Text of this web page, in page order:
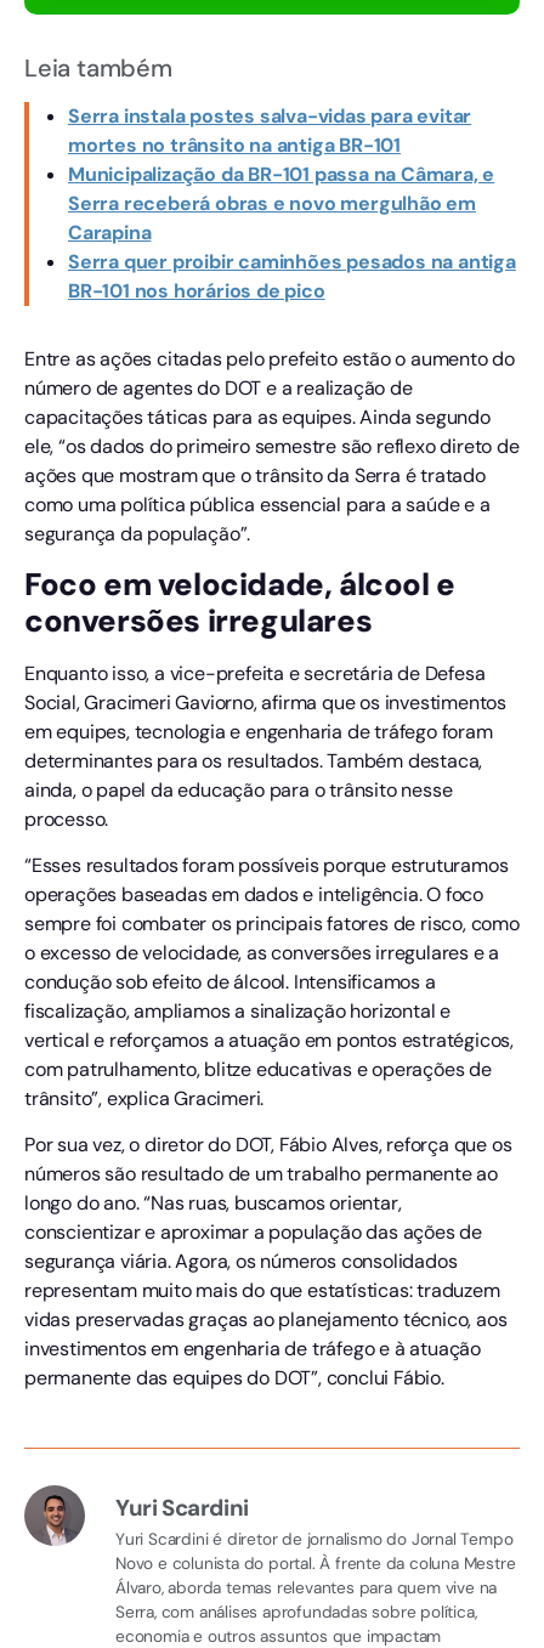
Leia também
Serra instala postes salva-vidas para evitar
mortes no trânsito na antiga BR-101
Municipalização da BR-101 passa na Câmara, e
Serra receberá obras e novo mergulhão em
Carapina
Serra quer proibir caminhões pesados na antiga
BR-101 nos horários de pico
Entre as ações citadas pelo prefeito estão o aumento do
número de agentes do DOT e a realização de
capacitações táticas para as equipes. Ainda segundo
ele, “os dados do primeiro semestre são reflexo direto de
ações que mostram que o trânsito da Serra é tratado
como uma política pública essencial para a saúde e a
segurança da população”.
Foco em velocidade, álcool e
conversões irregulares
Enquanto isso, a vice-prefeita e secretária de Defesa
Social, Gracimeri Gaviorno, afirma que os investimentos
em equipes, tecnologia e engenharia de tráfego foram
determinantes para os resultados. Também destaca,
ainda, o papel da educação para o trânsito nesse
processo.
“Esses resultados foram possíveis porque estruturamos
operações baseadas em dados e inteligência. O foco
sempre foi combater os principais fatores de risco, como
o excesso de velocidade, as conversões irregulares e a
condução sob efeito de álcool. Intensificamos a
fiscalização, ampliamos a sinalização horizontal e
vertical e reforçamos a atuação em pontos estratégicos,
com patrulhamento, blitze educativas e operações de
trânsito”, explica Gracimeri.
Por sua vez, o diretor do DOT, Fábio Alves, reforça que os
números são resultado de um trabalho permanente ao
longo do ano. “Nas ruas, buscamos orientar,
conscientizar e aproximar a população das ações de
segurança viária. Agora, os números consolidados
representam muito mais do que estatísticas: traduzem
vidas preservadas graças ao planejamento técnico, aos
investimentos em engenharia de tráfego e à atuação
permanente das equipes do DOT”, conclui Fábio.
Yuri Scardini
Yuri Scardini é diretor de jornalismo do Jornal Tempo
Novo e colunista do portal. À frente da coluna Mestre
Álvaro, aborda temas relevantes para quem vive na
Serra, com análises aprofundadas sobre política,
economia e outros assuntos que impactam